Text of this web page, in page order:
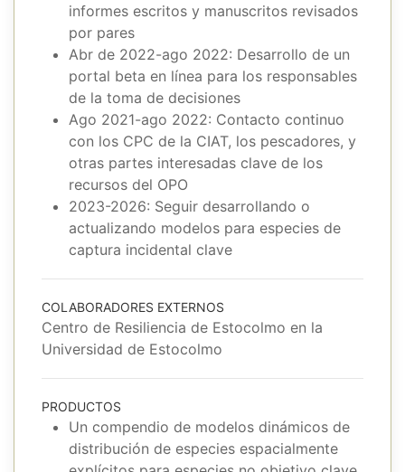
informes escritos y manuscritos revisados
por pares
Abr de 2022-ago 2022: Desarrollo de un
portal beta en línea para los responsables
de la toma de decisiones
Ago 2021-ago 2022: Contacto continuo
con los CPC de la CIAT, los pescadores, y
otras partes interesadas clave de los
recursos del OPO
2023-2026: Seguir desarrollando o
actualizando modelos para especies de
captura incidental clave
COLABORADORES EXTERNOS
Centro de Resiliencia de Estocolmo en la
Universidad de Estocolmo
PRODUCTOS
Un compendio de modelos dinámicos de
distribución de especies espacialmente